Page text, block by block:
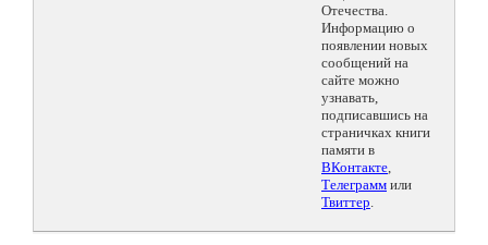
Отечества.
Информацию о
появлении новых
сообщений на
сайте можно
узнавать,
подписавшись на
страничках книги
памяти в
ВКонтакте,
Телеграмм или
Твиттер.